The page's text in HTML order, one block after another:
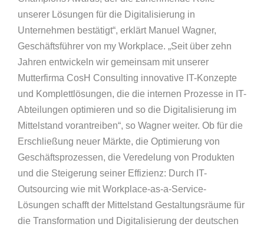
unserer Lösungen für die Digitalisierung in
Unternehmen bestätigt“, erklärt Manuel Wagner,
Geschäftsführer von my Workplace. „Seit über zehn
Jahren entwickeln wir gemeinsam mit unserer
Mutterfirma CosH Consulting innovative IT-Konzepte
und Komplettlösungen, die die internen Prozesse in IT-
Abteilungen optimieren und so die Digitalisierung im
Mittelstand vorantreiben“, so Wagner weiter. Ob für die
Erschließung neuer Märkte, die Optimierung von
Geschäftsprozessen, die Veredelung von Produkten
und die Steigerung seiner Effizienz: Durch IT-
Outsourcing wie mit Workplace-as-a-Service-
Lösungen schafft der Mittelstand Gestaltungsräume für
die Transformation und Digitalisierung der deutschen